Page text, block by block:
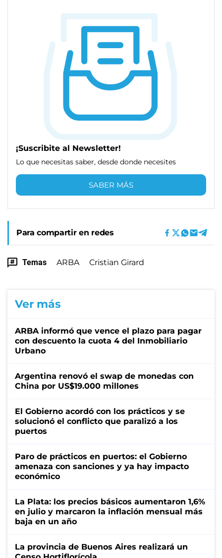
¡Suscribite al Newsletter!
Lo que necesitas saber, desde donde necesites
SABER MÁS
Para compartir en redes
Temas ARBA Cristian Girard
Ver más
ARBA informó que vence el plazo para pagar
con descuento la cuota 4 del Inmobiliario
Urbano
Argentina renovó el swap de monedas con
China por US$19.000 millones
El Gobierno acordó con los prácticos y se
solucionó el conflicto que paralizó a los
puertos
Paro de prácticos en puertos: el Gobierno
amenaza con sanciones y ya hay impacto
económico
La Plata: los precios básicos aumentaron 1,6%
en julio y marcaron la inflación mensual más
baja en un año
La provincia de Buenos Aires realizará un